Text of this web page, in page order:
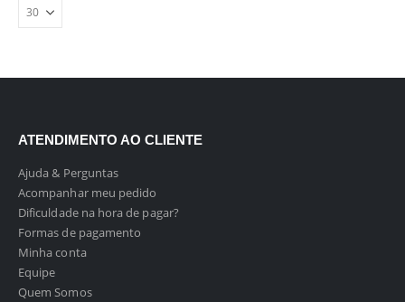
ATENDIMENTO AO CLIENTE
Ajuda & Perguntas
Acompanhar meu pedido
Dificuldade na hora de pagar?
Formas de pagamento
Minha conta
Equipe
Quem Somos